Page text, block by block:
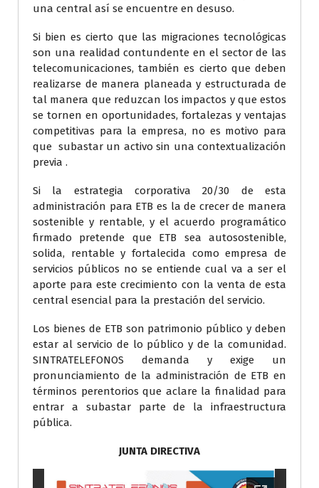
una central así se encuentre en desuso.
Si bien es cierto que las migraciones tecnológicas
son una realidad contundente en el sector de las
telecomunicaciones, también es cierto que deben
realizarse de manera planeada y estructurada de
tal manera que reduzcan los impactos y que estos
se tornen en oportunidades, fortalezas y ventajas
competitivas para la empresa, no es motivo para
que subastar un activo sin una contextualización
previa .
Si la estrategia corporativa 20/30 de esta
administración para ETB es la de crecer de manera
sostenible y rentable, y el acuerdo programático
firmado pretende que ETB sea autosostenible,
solida, rentable y fortalecida como empresa de
servicios públicos no se entiende cual va a ser el
aporte para este crecimiento con la venta de esta
central esencial para la prestación del servicio.
Los bienes de ETB son patrimonio público y deben
estar al servicio de lo público y de la comunidad.
SINTRATELEFONOS demanda y exige un
pronunciamiento de la administración de ETB en
términos perentorios que aclare la finalidad para
entrar a subastar parte de la infraestructura
pública.
JUNTA DIRECTIVA